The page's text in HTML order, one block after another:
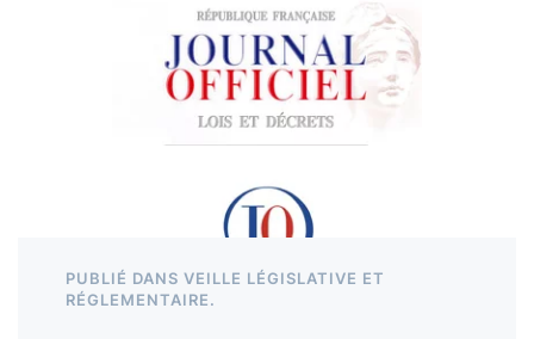
PUBLIÉ DANS VEILLE LÉGISLATIVE ET
RÉGLEMENTAIRE.